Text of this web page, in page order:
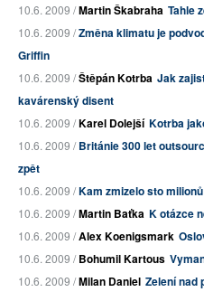
10.6. 2009 /Martin Škabraha Tahle
10.6. 2009 /Změna klimatu je
Griffin
10.6. 2009 /Štěpán Kotrba Jak
kavárenský disent
10.6. 2009 /Karel Dolejší Kotrba
10.6. 2009 /Británie 300 let
zpět
10.6. 2009 /Kam zmizelo sto
10.6. 2009 /Martin Baťka K otázce
10.6. 2009 /Alex Koenigsmark
10.6. 2009 /Bohumil Kartous
10.6. 2009 /Milan Daniel Zelení nad